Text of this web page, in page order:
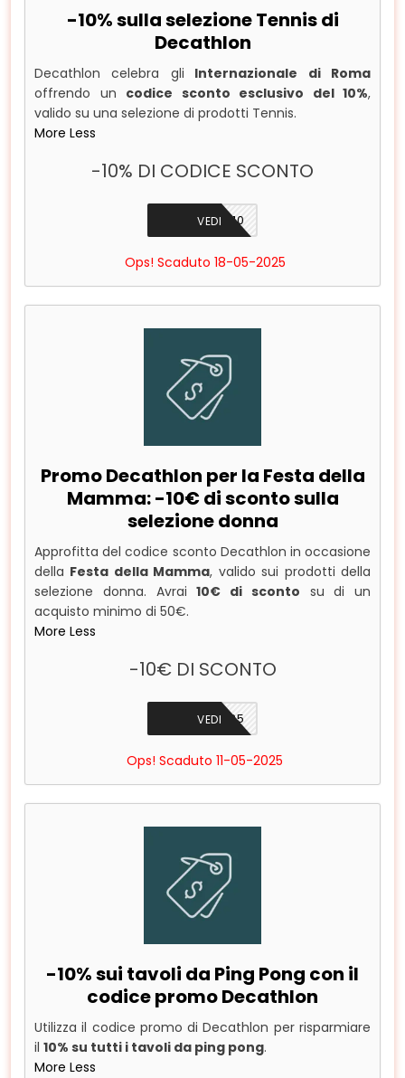
-10% sulla selezione Tennis di
Decathlon
Decathlon celebra gli Internazionale di Roma
offrendo un codice sconto esclusivo del 10%,
valido su una selezione di prodotti Tennis.
More Less
-10% DI CODICE SCONTO
ROMA10
VEDI
Ops! Scaduto 18-05-2025
Promo Decathlon per la Festa della
Mamma: -10€ di sconto sulla
selezione donna
Approfitta del codice sconto Decathlon in occasione
della Festa della Mamma, valido sui prodotti della
selezione donna. Avrai10€ di sconto su di un
acquisto minimo di 50€.
More Less
-10€ DI SCONTO
MAMMA25
VEDI
Ops! Scaduto 11-05-2025
-10% sui tavoli da Ping Pong con il
codice promo Decathlon
Utilizza il codice promo di Decathlon per risparmiare
il 10% su tutti i tavoli da ping pong.
More Less